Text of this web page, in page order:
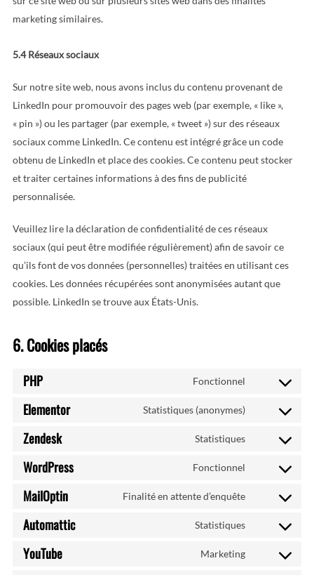
marketing similaires.
5.4 Réseaux sociaux
Sur notre site web, nous avons inclus du contenu provenant de
LinkedIn pour promouvoir des pages web (par exemple, « like »,
« pin ») ou les partager (par exemple, « tweet ») sur des réseaux
sociaux comme LinkedIn. Ce contenu est intégré grâce un code
obtenu de LinkedIn et place des cookies. Ce contenu peut stocker
et traiter certaines informations à des fins de publicité
personnalisée.
Veuillez lire la déclaration de confidentialité de ces réseaux
sociaux (qui peut être modifiée régulièrement) afin de savoir ce
qu’ils font de vos données (personnelles) traitées en utilisant ces
cookies. Les données récupérées sont anonymisées autant que
possible. LinkedIn se trouve aux États-Unis.
6. Cookies placés
PHP Fonctionnel
Consent
Elementor Statistiques (anonymes)
Consent
elementor
Zendesk Statistiques
Consent
zendesk
WordPress Fonctionnel
Consent
wordpress
MailOptin Finalité en attente d’enquête
Consent
mailoptin
Automattic Statistiques
Consent
YouTube Marketing
Consent